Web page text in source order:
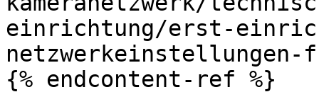
einrichtung/erst-